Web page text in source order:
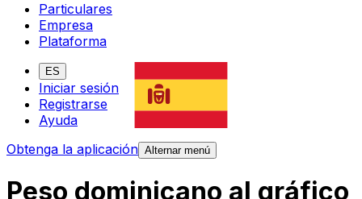
Particulares
Empresa
Plataforma
ES
Iniciar sesión
Registrarse
Ayuda
Obtenga la aplicación Alternar menú
Peso dominicano al gráfico